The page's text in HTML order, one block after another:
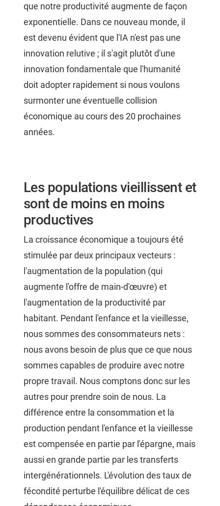
que notre productivité augmente de façon
exponentielle. Dans ce nouveau monde, il
est devenu évident que l'IA n'est pas une
innovation relutive ; il s'agit plutôt d'une
innovation fondamentale que l'humanité
doit adopter rapidement si nous voulons
surmonter une éventuelle collision
économique au cours des 20 prochaines
années.
Les populations vieillissent et
sont de moins en moins
productives
La croissance économique a toujours été
stimulée par deux principaux vecteurs :
l'augmentation de la population (qui
augmente l'offre de main-d'œuvre) et
l'augmentation de la productivité par
habitant. Pendant l'enfance et la vieillesse,
nous sommes des consommateurs nets :
nous avons besoin de plus que ce que nous
sommes capables de produire avec notre
propre travail. Nous comptons donc sur les
autres pour prendre soin de nous. La
différence entre la consommation et la
production pendant l'enfance et la vieillesse
est compensée en partie par l'épargne, mais
aussi en grande partie par les transferts
intergénérationnels. L'évolution des taux de
fécondité perturbe l'équilibre délicat de ces